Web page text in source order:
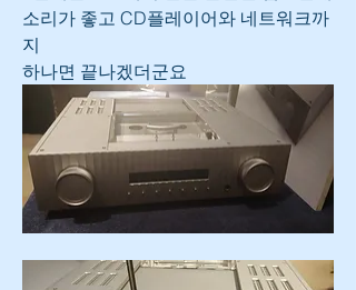
소리가 좋고 CD플레이어와 네트워크까
지
하나면 끝나겠더군요